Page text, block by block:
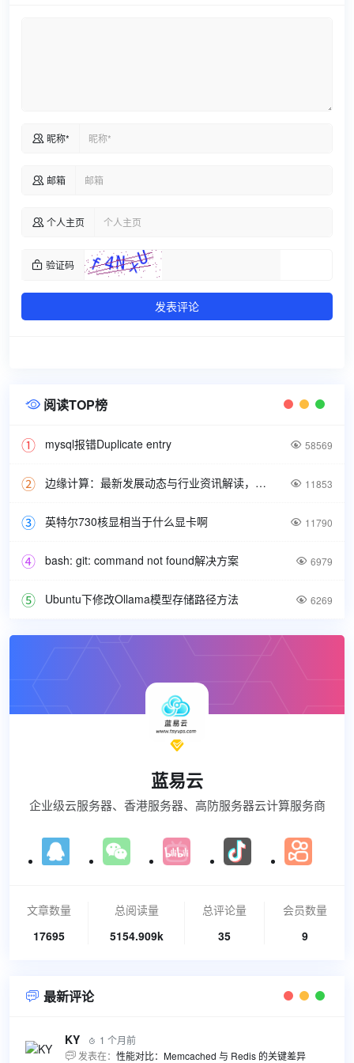
 昵称*
 邮箱
 个人主页
 验证码
发表评论
 阅读TOP榜
mysql报错Duplicate entry  58569
边缘计算：最新发展动态与行业资讯解读，洞悉技术前沿引领未来。  11853
英特尔730核显相当于什么显卡啊  11790
bash: git: command not found解决方案  6979
Ubuntu下修改Ollama模型存储路径方法  6269

蓝易云
企业级云服务器、香港服务器、高防服务器云计算服务商
文章数量
17695
总阅读量
5154.909k
总评论量
35
会员数量
9
 最新评论
KY  1 个月前
 发表在： 性能对比：Memcached 与 Redis 的关键差异